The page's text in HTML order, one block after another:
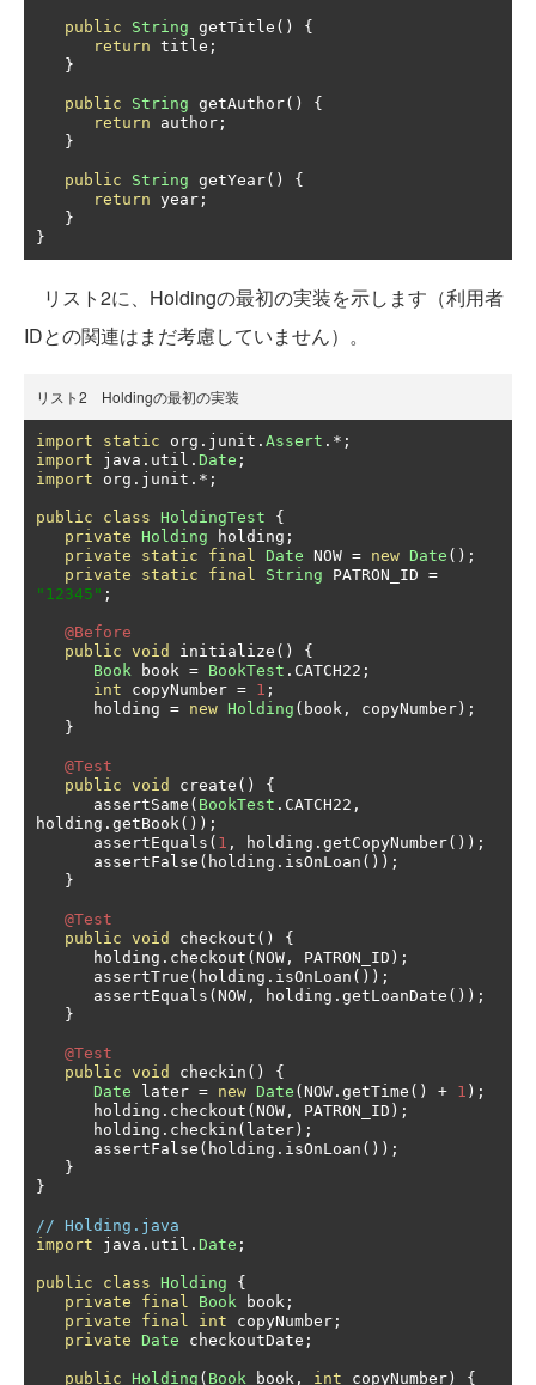
public String getTitle ()
{
return title ;
}
public String getAuthor()
{
return author ;
}
public String getYear()
{
return year ;
}
}
リスト2に、Holdingの最初の実装を示します（利用者
IDとの関連はまだ考慮していません）。
リスト2 Holdingの最初の実装
import static org . junit . Assert .*;
import java . util . Date ;
import org . junit .*;
public class HoldingTest
{
private Holding holding ;
private
static final Date NOW = new Date ();
private
static final String PATRON_ID =
"12345" ;
@Before
public void initialize ()
{
Book book = BookTest . CATCH22 ;
int copyNumber = 1 ;
      holding
= new Holding ( book , copyNumber );
}
@Test
public void create ()
{
      assertSame
( BookTest . CATCH22 ,
holding . getBook());
      assertEquals
( 1 , holding . getCopyNumber());
      assertFalse
( holding . isOnLoan ());
}
@Test
public void checkout ()
{
      holding
. checkout ( NOW , PATRON_ID );
      assertTrue
( holding . isOnLoan ());
      assertEquals
( NOW , holding . getLoanDate ());
}
@Test
public void checkin ()
{
Date later = new Date ( NOW . getTime () + 1 );
      holding
. checkout ( NOW , PATRON_ID );
      holding
. checkin ( later );
      assertFalse
( holding . isOnLoan ());
}
}
// Holding.java
import java . util . Date ;
public class Holding
{
private
final Book book ;
private
final int copyNumber ;
private Date checkoutDate ;
public Holding ( Book book , int copyNumber ) {